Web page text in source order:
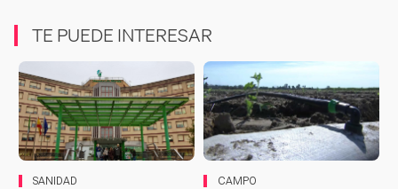
TE PUEDE INTERESAR
SANIDAD CAMPO